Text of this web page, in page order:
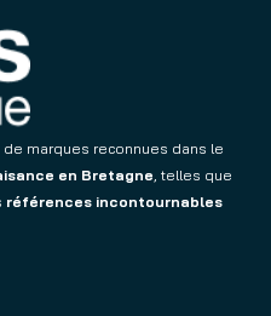
marques reconnues dans le
en Bretagne , telles que
références incontournables